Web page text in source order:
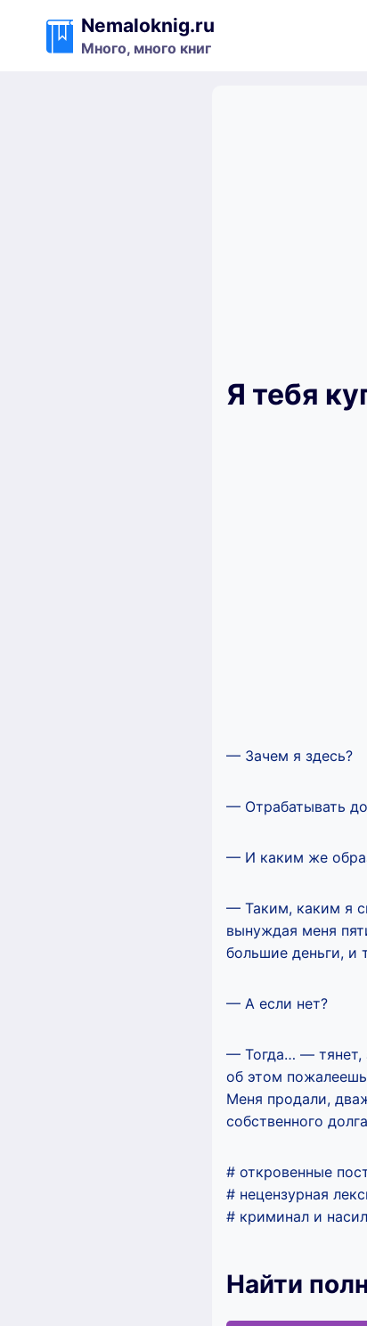
содержимому
Nemaloknig.ru
Много, много книг
Я тебя
— Зачем я здесь?
— Отрабатывать
— И каким же
— Таким, каким я
вынуждая меня
большие деньги, и
— А если нет?
— Тогда… — тянет,
об этом
Меня продали,
собственного
# откровенные
# нецензурная
# криминал и
Найти